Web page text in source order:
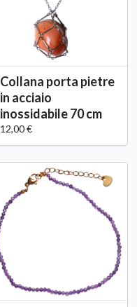
Collana porta pietre
in acciaio
inossidabile 70 cm
12,00 €